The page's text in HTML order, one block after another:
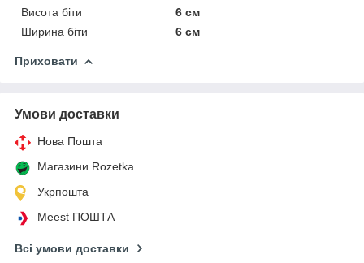
Висота біти
6 см
Ширина біти
6 см
Приховати
Умови доставки
Нова Пошта
Магазини Rozetka
Укрпошта
Meest ПОШТА
Всі умови доставки